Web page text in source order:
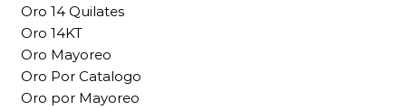
Oro 14 Quilates
Oro 14KT
Oro Mayoreo
Oro Por Catalogo
Oro por Mayoreo